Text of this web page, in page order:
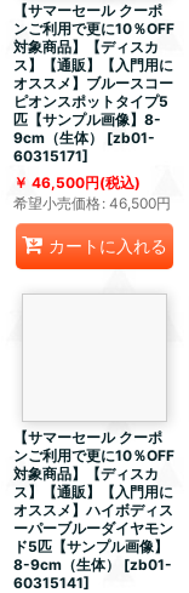
【サマーセール クーポ
ンご利用で更に10％OFF
対象商品】【ディスカ
ス】【通販】【入門用に
オススメ】ブルースコー
ピオンスポットタイプ5
匹【サンプル画像】8-
9cm（生体）
[zb01-
60315171]
46,500円(税込)
希望小売価格: 46,500円
カートに入れる
【サマーセール クーポ
ンご利用で更に10％OFF
対象商品】【ディスカ
ス】【通販】【入門用に
オススメ】ハイボディス
ーパーブルーダイヤモン
ド5匹【サンプル画像】
8-9cm（生体）
[zb01-
60315141]